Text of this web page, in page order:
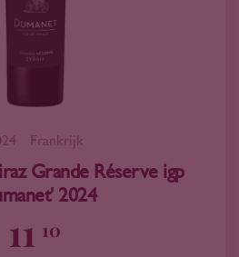
Frankrijk
Grande Réserve igp
2024
11 10